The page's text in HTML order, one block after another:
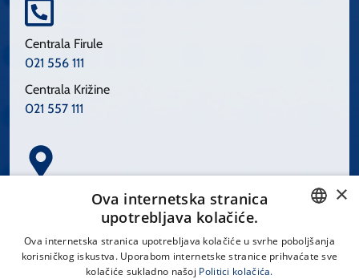
Centrala Firule
021 556 111
Centrala Križine
021 557 111
Spinčićeva 1, 21000 Split
CROATIAN
×
Ova internetska stranica
upotrebljava kolačiće.
Ova internetska stranica upotrebljava kolačiće u svrhe poboljšanja
korisničkog iskustva. Uporabom internetske stranice prihvaćate sve
kolačiće sukladno našoj Politici kolačića.